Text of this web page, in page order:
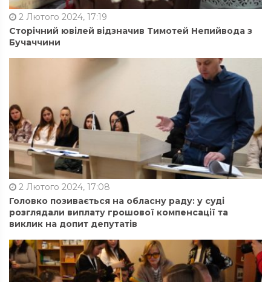
2 Лютого 2024, 17:19
Сторічний ювілей відзначив Тимотей Непийвода з
Бучаччини
2 Лютого 2024, 17:08
Головко позивається на обласну раду: у суді
розглядали виплату грошової компенсації та
виклик на допит депутатів